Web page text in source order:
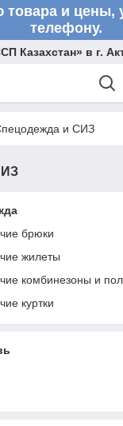
и цены,
телефону.
Казахстан» в г.
и СИЗ
брюки
жилеты
комбинезоны и
куртки